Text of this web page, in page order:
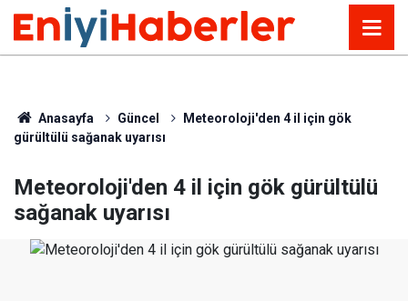
Anasayfa Güncel
Meteoroloji'den 4 il için gök
gürültülü sağanak uyarısı
Meteoroloji'den 4 il için gök gürültülü
sağanak uyarısı